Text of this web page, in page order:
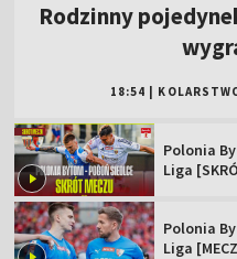
Rodzinny
18:54
Polonia
Liga
Polonia
Liga